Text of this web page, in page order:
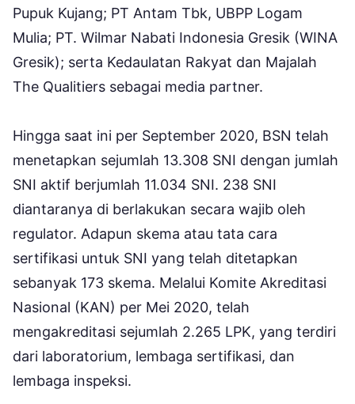
Pupuk Kujang; PT Antam Tbk, UBPP Logam
Mulia; PT. Wilmar Nabati Indonesia Gresik (WINA
Gresik); serta Kedaulatan Rakyat dan Majalah
The Qualitiers sebagai media partner.
Hingga saat ini per September 2020, BSN telah
menetapkan sejumlah 13.308 SNI dengan jumlah
SNI aktif berjumlah 11.034 SNI. 238 SNI
diantaranya di berlakukan secara wajib oleh
regulator. Adapun skema atau tata cara
sertifikasi untuk SNI yang telah ditetapkan
sebanyak 173 skema. Melalui Komite Akreditasi
Nasional (KAN) per Mei 2020, telah
mengakreditasi sejumlah 2.265 LPK, yang terdiri
dari laboratorium, lembaga sertifikasi, dan
lembaga inspeksi.